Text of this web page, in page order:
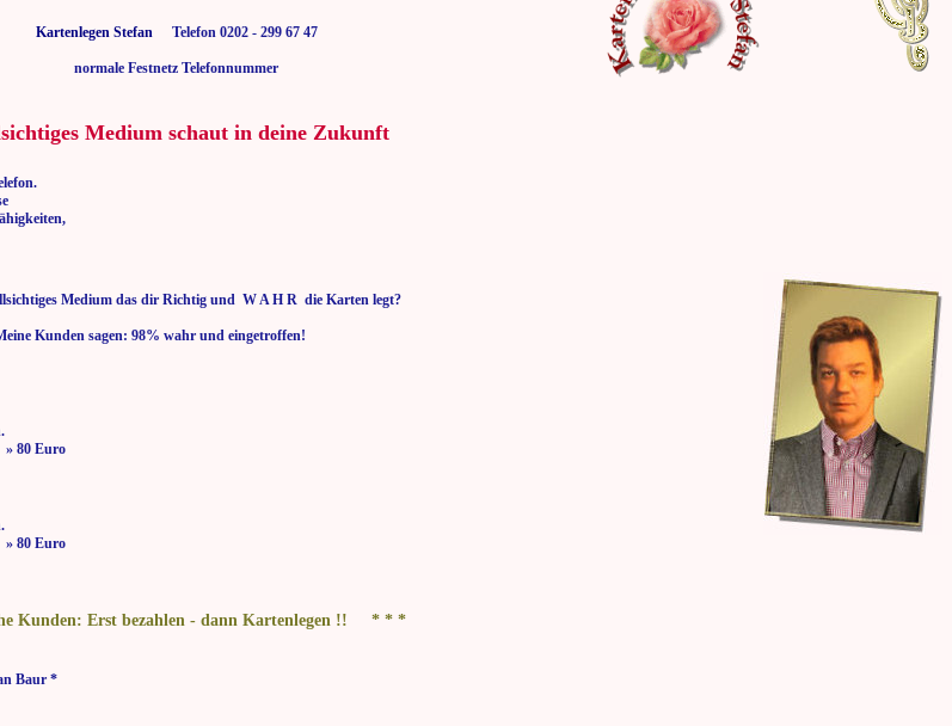
Kartenlegen Stefan Telefon 0202 - 299 67 47
normale Festnetz Telefonnummer
Medium schaut in deine Zukunft
Medium das dir Richtig und W A H R die Karten legt?
Kunden sagen: 98% wahr und eingetroffen!
Euro
Euro
Erst bezahlen - dann Kartenlegen !! * * *
Baur *